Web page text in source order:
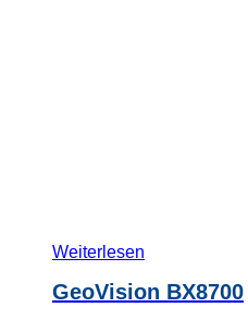
Weiterlesen
GeoVision BX8700